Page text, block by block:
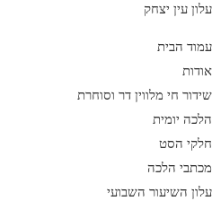
עלון עין יצחק
עמוד הבית
אודות
שידור חי מלווין דר וסוחרת
הלכה יומית
חלקי הסט
מכתבי הלכה
עלון השיעור השבועי